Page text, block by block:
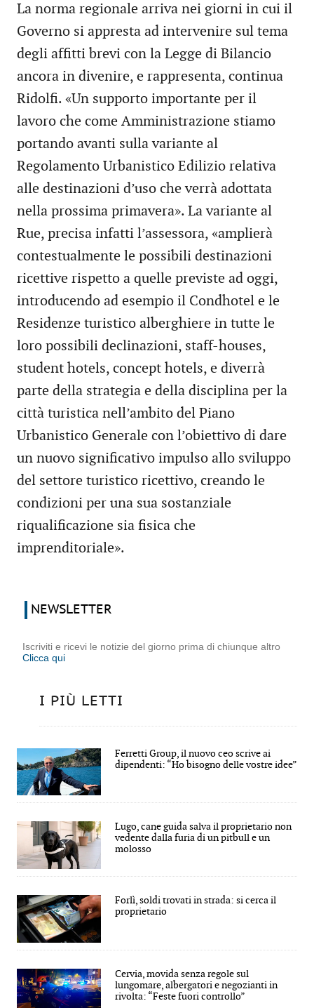
La norma regionale arriva nei giorni in cui il
Governo si appresta ad intervenire sul tema
degli affitti brevi con la Legge di Bilancio
ancora in divenire, e rappresenta, continua
Ridolfi. «Un supporto importante per il
lavoro che come Amministrazione stiamo
portando avanti sulla variante al
Regolamento Urbanistico Edilizio relativa
alle destinazioni d’uso che verrà adottata
nella prossima primavera». La variante al
Rue, precisa infatti l’assessora, «amplierà
contestualmente le possibili destinazioni
ricettive rispetto a quelle previste ad oggi,
introducendo ad esempio il Condhotel e le
Residenze turistico alberghiere in tutte le
loro possibili declinazioni, staff-houses,
student hotels, concept hotels, e diverrà
parte della strategia e della disciplina per la
città turistica nell’ambito del Piano
Urbanistico Generale con l’obiettivo di dare
un nuovo significativo impulso allo sviluppo
del settore turistico ricettivo, creando le
condizioni per una sua sostanziale
riqualificazione sia fisica che
imprenditoriale».
NEWSLETTER
Iscriviti e ricevi le notizie del giorno prima di chiunque altro
Clicca qui
I PIÙ LETTI
Ferretti Group, il nuovo ceo scrive ai
dipendenti: “Ho bisogno delle vostre idee”
Lugo, cane guida salva il proprietario non
vedente dalla furia di un pitbull e un
molosso
Forlì, soldi trovati in strada: si cerca il
proprietario
Cervia, movida senza regole sul
lungomare, albergatori e negozianti in
rivolta: “Feste fuori controllo”